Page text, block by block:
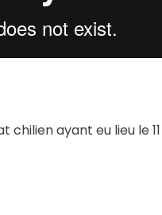
ayant eu lieu le